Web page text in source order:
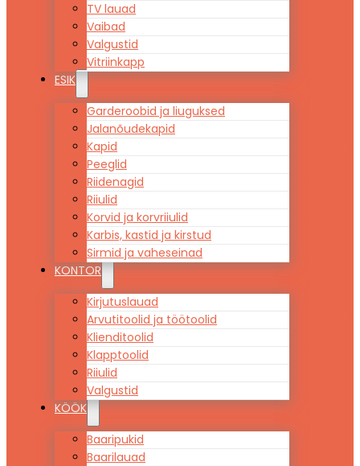
TV lauad
Vaibad
Valgustid
Vitriinkapp
ESIK
Garderoobid ja liuguksed
Jalanõudekapid
Kapid
Peeglid
Riidenagid
Riiulid
Korvid ja korvriiulid
Karbis, kastid ja kirstud
Sirmid ja vaheseinad
KONTOR
Kirjutuslauad
Arvutitoolid ja töötoolid
Klienditoolid
Klapptoolid
Riiulid
Valgustid
KÖÖK
Baaripukid
Baarilauad